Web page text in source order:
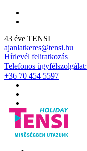
43 éve TENSI
ajanlatkeres@tensi.hu
Hírlevél feliratkozás
Telefonos ügyfélszolgálat:
+36 70 454 5597